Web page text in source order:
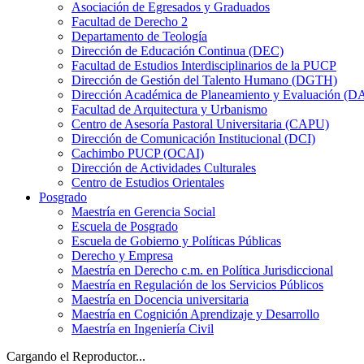
Asociación de Egresados y Graduados
Facultad de Derecho 2
Departamento de Teología
Dirección de Educación Continua (DEC)
Facultad de Estudios Interdisciplinarios de la PUCP
Dirección de Gestión del Talento Humano (DGTH)
Dirección Académica de Planeamiento y Evaluación
Facultad de Arquitectura y Urbanismo
Centro de Asesoría Pastoral Universitaria (CAPU)
Dirección de Comunicación Institucional (DCI)
Cachimbo PUCP (OCAI)
Dirección de Actividades Culturales
Centro de Estudios Orientales
Posgrado
Maestría en Gerencia Social
Escuela de Posgrado
Escuela de Gobierno y Políticas Públicas
Derecho y Empresa
Maestría en Derecho c.m. en Política Jurisdiccional
Maestría en Regulación de los Servicios Públicos
Maestría en Docencia universitaria
Maestría en Cognición Aprendizaje y Desarrollo
Maestría en Ingeniería Civil
Cargando el Reproductor...